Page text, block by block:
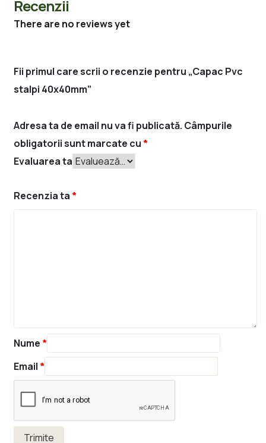
Recenzii
There are no reviews yet
Fii primul care scrii o recenzie pentru „Capac Pvc
stalpi 40x40mm”
Adresa ta de email nu va fi publicată. Câmpurile
obligatorii sunt marcate cu *
Evaluarea ta
Recenzia ta *
Nume *
Email *